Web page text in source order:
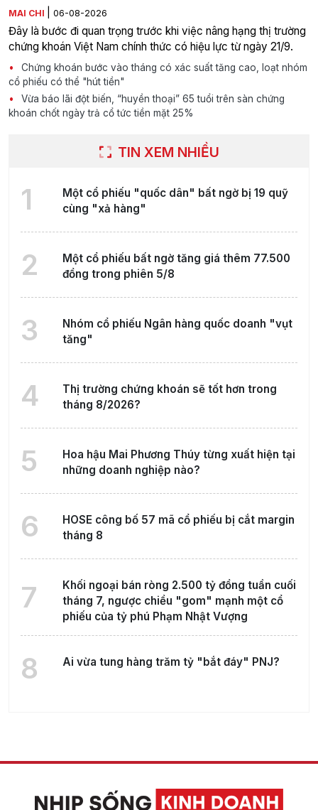
MAI CHI 06-08-2026
Đây là bước đi quan trọng trước khi việc nâng hạng thị trường
chứng khoán Việt Nam chính thức có hiệu lực từ ngày 21/9.
Chứng khoán bước vào tháng có xác suất tăng cao, loạt nhóm
cổ phiếu có thể "hút tiền"
Vừa báo lãi đột biến, “huyền thoại” 65 tuổi trên sàn chứng
khoán chốt ngày trả cổ tức tiền mặt 25%
TIN XEM NHIỀU
1
Một cổ phiếu "quốc dân" bất ngờ bị 19 quỹ
cùng "xả hàng"
2
Một cổ phiếu bất ngờ tăng giá thêm 77.500
đồng trong phiên 5/8
3
Nhóm cổ phiếu Ngân hàng quốc doanh "vụt
tăng"
4
Thị trường chứng khoán sẽ tốt hơn trong
tháng 8/2026?
5
Hoa hậu Mai Phương Thúy từng xuất hiện tại
những doanh nghiệp nào?
6
HOSE công bố 57 mã cổ phiếu bị cắt margin
tháng 8
7
Khối ngoại bán ròng 2.500 tỷ đồng tuần cuối
tháng 7, ngược chiều "gom" mạnh một cổ
phiếu của tỷ phú Phạm Nhật Vượng
8 Ai vừa tung hàng trăm tỷ "bắt đáy" PNJ?